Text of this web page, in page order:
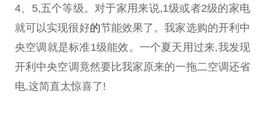
4、5,五个等级。对于家用来说,1级或者2级的家电
就可以实现很好的节能效果了。我家选购的开利 中
央空调就是标准1级能效。一个夏天用过来,我发现
开利 中央空调竟然要比我家原来的一拖二空调还省
电,这简直太惊喜了!